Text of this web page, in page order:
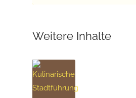
Weitere Inhalte